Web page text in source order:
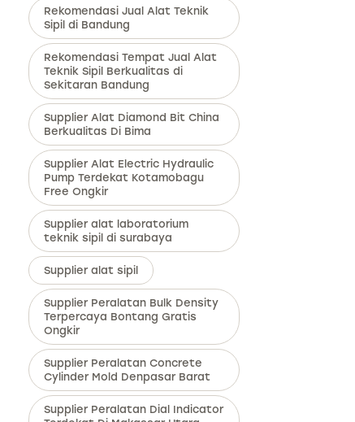
Rekomendasi Jual Alat Teknik
Sipil di Bandung
Rekomendasi Tempat Jual Alat
Teknik Sipil Berkualitas di
Sekitaran Bandung
Supplier Alat Diamond Bit China
Berkualitas Di Bima
Supplier Alat Electric Hydraulic
Pump Terdekat Kotamobagu
Free Ongkir
Supplier alat laboratorium
teknik sipil di surabaya
Supplier alat sipil
Supplier Peralatan Bulk Density
Terpercaya Bontang Gratis
Ongkir
Supplier Peralatan Concrete
Cylinder Mold Denpasar Barat
Supplier Peralatan Dial Indicator